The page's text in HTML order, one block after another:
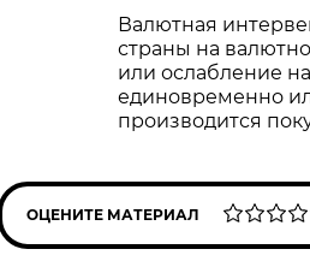
Валютная
страны на
или ослабление
единовременно
производится
ОЦЕНИТЕ МАТЕРИАЛ